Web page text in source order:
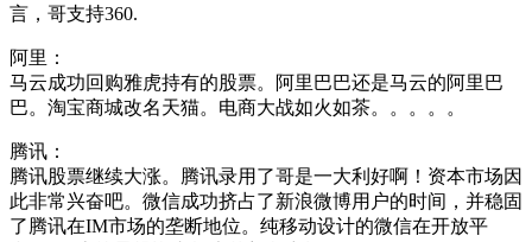
言，哥支持360.
阿里：
马云成功回购雅虎持有的股票。阿里巴巴还是马云的阿里巴
巴。淘宝商城改名天猫。电商大战如火如茶。。。。。
腾讯：
腾讯股票继续大涨。腾讯录用了哥是一大利好啊！资本市场因
此非常兴奋吧。微信成功挤占了新浪微博用户的时间，并稳固
了腾讯在IM市场的垄断地位。纯移动设计的微信在开放平